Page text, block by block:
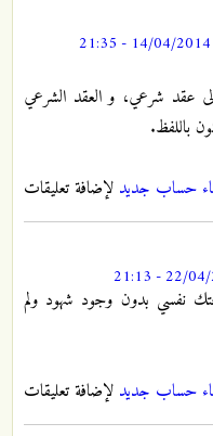
عقد شرعي، و العقد الشرعي
باللفظ.
حساب جديد لإضافة تعليقات
نفسي بدون وجود شهود ولم
حساب جديد لإضافة تعليقات